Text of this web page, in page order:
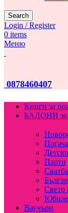
Search
Login / Register
0 items
Меню
0878460407
Книги за
БАЛОНИ
Погача
Парти
Сватба
Свето
Ваучъри